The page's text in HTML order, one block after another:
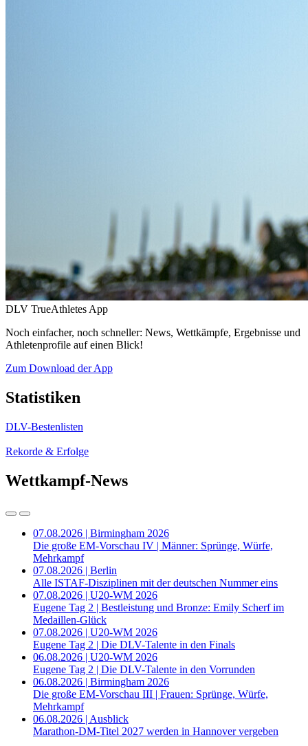
DLV TrueAthletes App
Noch einfacher, noch schneller: News, Wettkämpfe, Ergebnisse und
Athletenprofile auf einen Blick!
Zum Download der App
Statistiken
DLV-Bestenlisten
Rekorde & Erfolge
Wettkampf-News
07.08.2026 | Birmingham 2026
Die große EM-Vorschau IV | Männer: Sprünge, Würfe,
Mehrkampf
07.08.2026 | Berlin
Alle ISTAF-Disziplinen mit der deutschen Nummer eins
07.08.2026 | U20-WM 2026
Eugene Tag 2 | Bestleistung und Bronze: Emily Scherf im
Medaillen-Glück
07.08.2026 | U20-WM 2026
Eugene Tag 2 | Die DLV-Talente in den Finals
06.08.2026 | U20-WM 2026
Eugene Tag 2 | Die DLV-Talente in den Vorrunden
06.08.2026 | Birmingham 2026
Die große EM-Vorschau III | Frauen: Sprünge, Würfe,
Mehrkampf
06.08.2026 | Ausblick
Marathon-DM-Titel 2027 werden in Hannover vergeben